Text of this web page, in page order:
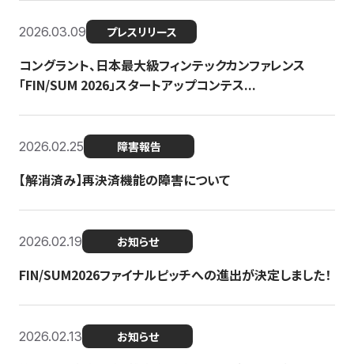
2026.03.09 プレスリリース
コングラント、日本最大級フィンテックカンファレンス
「FIN/SUM 2026」スタートアップコンテス...
2026.02.25 障害報告
【解消済み】再決済機能の障害について
2026.02.19 お知らせ
FIN/SUM2026ファイナルピッチへの進出が決定しました！
2026.02.13 お知らせ